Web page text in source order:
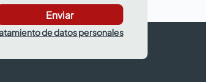
Enviar
de datos personales